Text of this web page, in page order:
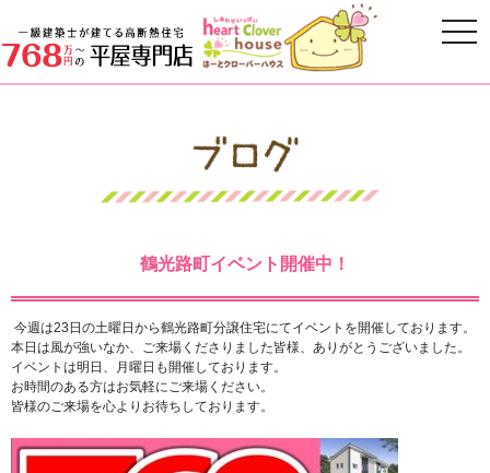
鶴光路町イベント開催中！
今週は23日の土曜日から鶴光路町分譲住宅にてイベントを開催しております。
本日は風が強いなか、ご来場くださりました皆様、ありがとうございました。
イベントは明日、月曜日も開催しております。
お時間のある方はお気軽にご来場ください。
皆様のご来場を心よりお待ちしております。